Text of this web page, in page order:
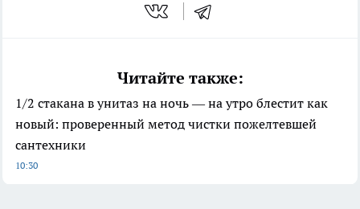
Читайте также:
1/2 стакана в унитаз на ночь — на утро блестит как
новый: проверенный метод чистки пожелтевшей
сантехники
10:30